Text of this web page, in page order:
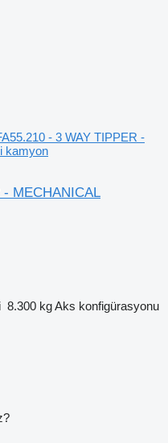
- 3 WAY TIPPER -
kamyon
- MECHANICAL
8.300 kgAks konfigürasyonu